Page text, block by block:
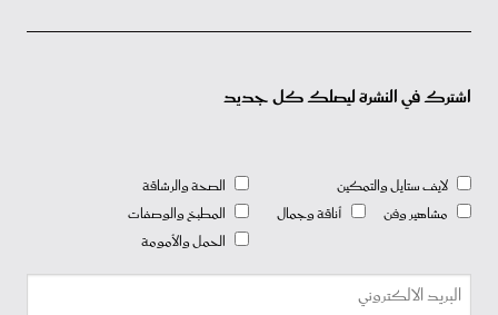
اشترك في النشرة ليصلك كل جديد
لايف ستايل والتمكين
مشاهير وفن
أناقة وجمال
الصحة والرشاقة
المطبخ والوصفات
الحمل والأمومة